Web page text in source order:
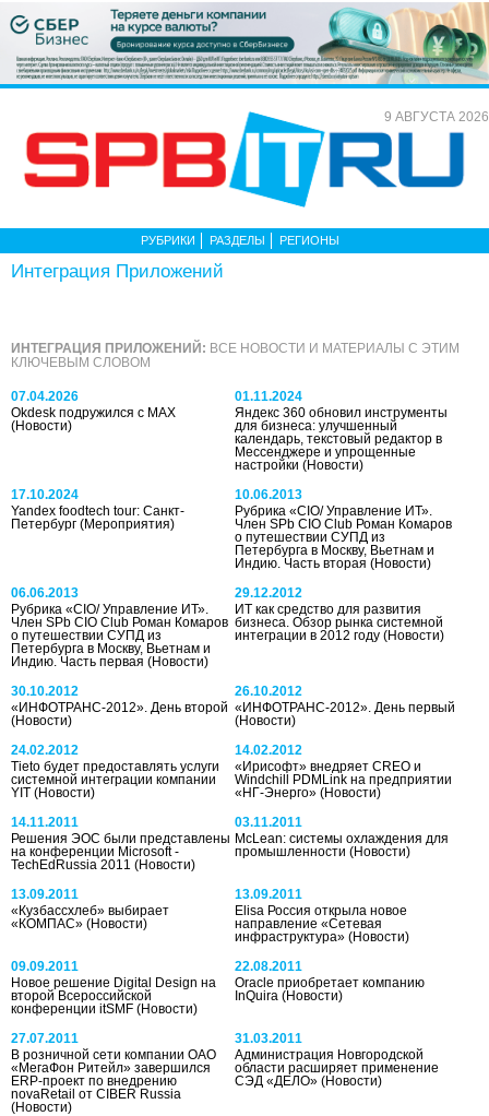
9 АВГУСТА 2026
РУБРИКИ РАЗДЕЛЫ РЕГИОНЫ
Интеграция Приложений
ИНТЕГРАЦИЯ ПРИЛОЖЕНИЙ: ВСЕ НОВОСТИ И МАТЕРИАЛЫ С ЭТИМ
КЛЮЧЕВЫМ СЛОВОМ
07.04.2026
Okdesk подружился с MAX
(Новости)
01.11.2024
Яндекс 360 обновил инструменты
для бизнеса: улучшенный
календарь, текстовый редактор в
Мессенджере и упрощенные
настройки(Новости)
17.10.2024
Yandex foodtech tour: Санкт-
Петербург (Мероприятия)
10.06.2013
Рубрика «CIO/ Управление ИТ».
Член SPb CIO Club Роман Комаров
о путешествии СУПД из
Петербурга в Москву, Вьетнам и
Индию. Часть вторая(Новости)
06.06.2013
Рубрика «CIO/ Управление ИТ».
Член SPb CIO Club Роман Комаров
о путешествии СУПД из
Петербурга в Москву, Вьетнам и
Индию. Часть первая (Новости)
29.12.2012
ИТ как средство для развития
бизнеса. Обзор рынка системной
интеграции в 2012 году(Новости)
30.10.2012
«ИНФОТРАНС-2012». День второй
(Новости)
26.10.2012
«ИНФОТРАНС-2012». День первый
(Новости)
24.02.2012
Tieto будет предоставлять услуги
системной интеграции компании
YIT (Новости)
14.02.2012
«Ирисофт» внедряет CREO и
Windchill PDMLink на предприятии
«НГ-Энерго»(Новости)
14.11.2011
Решения ЭОС были представлены
на конференции Microsoft -
TechEdRussia 2011 (Новости)
03.11.2011
McLean: системы охлаждения для
промышленности(Новости)
13.09.2011
«Кузбассхлеб» выбирает
«КОМПАС» (Новости)
13.09.2011
Elisa Россия открыла новое
направление «Сетевая
инфраструктура»(Новости)
09.09.2011
Новое решение Digital Design на
второй Всероссийской
конференции itSMF (Новости)
22.08.2011
Oracle приобретает компанию
InQuira(Новости)
27.07.2011
В розничной сети компании ОАО
«МегаФон Ритейл» завершился
ERP-проект по внедрению
novaRetail от CIBER Russia
(Новости)
31.03.2011
Администрация Новгородской
области расширяет применение
СЭД «ДЕЛО»(Новости)